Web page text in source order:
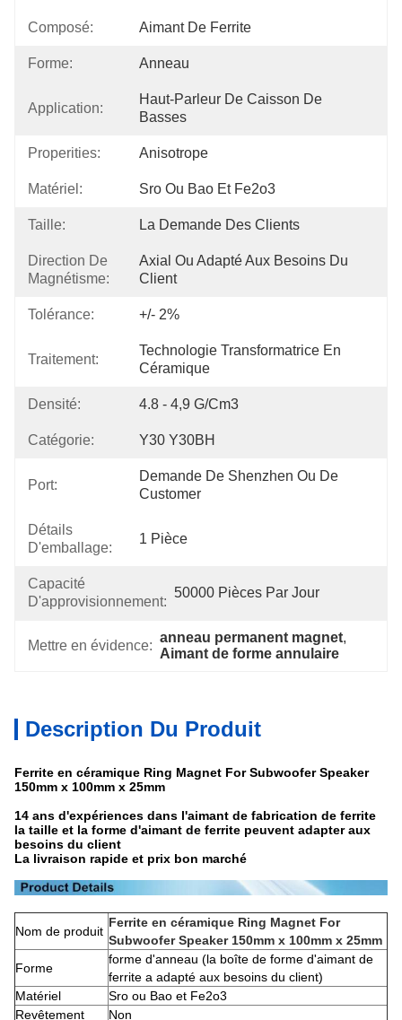
Composé: Aimant De Ferrite
Forme: Anneau
Application:
Haut-Parleur De Caisson De
Basses
Properities: Anisotrope
Matériel: Sro Ou Bao Et Fe2o3
Taille: La Demande Des Clients
Direction De
Magnétisme:
Axial Ou Adapté Aux Besoins Du
Client
Tolérance: +/- 2%
Traitement:
Technologie Transformatrice En
Céramique
Densité: 4.8 - 4,9 G/cm3
Catégorie: Y30 Y30BH
Port:
Demande De Shenzhen Ou De
Customer
Détails
D'emballage:
1 Pièce
Capacité
D'approvisionnement:
50000 Pièces Par Jour
Mettre en évidence:
anneau permanent magnet,
Aimant de forme annulaire
Description Du Produit
Ferrite en céramique Ring Magnet For Subwoofer Speaker
150mm x 100mm x 25mm
14 ans d'expériences dans l'aimant de fabrication de ferrite
la taille et la forme d'aimant de ferrite peuvent adapter aux
besoins du client
La livraison rapide et prix bon marché
Nom de produit
Ferrite en céramique Ring Magnet For
Subwoofer Speaker 150mm x 100mm x 25mm
Forme
forme d'anneau (la boîte de forme d'aimant de
ferrite a adapté aux besoins du client)
Matériel
Sro ou Bao et Fe2o3
Revêtement
Non